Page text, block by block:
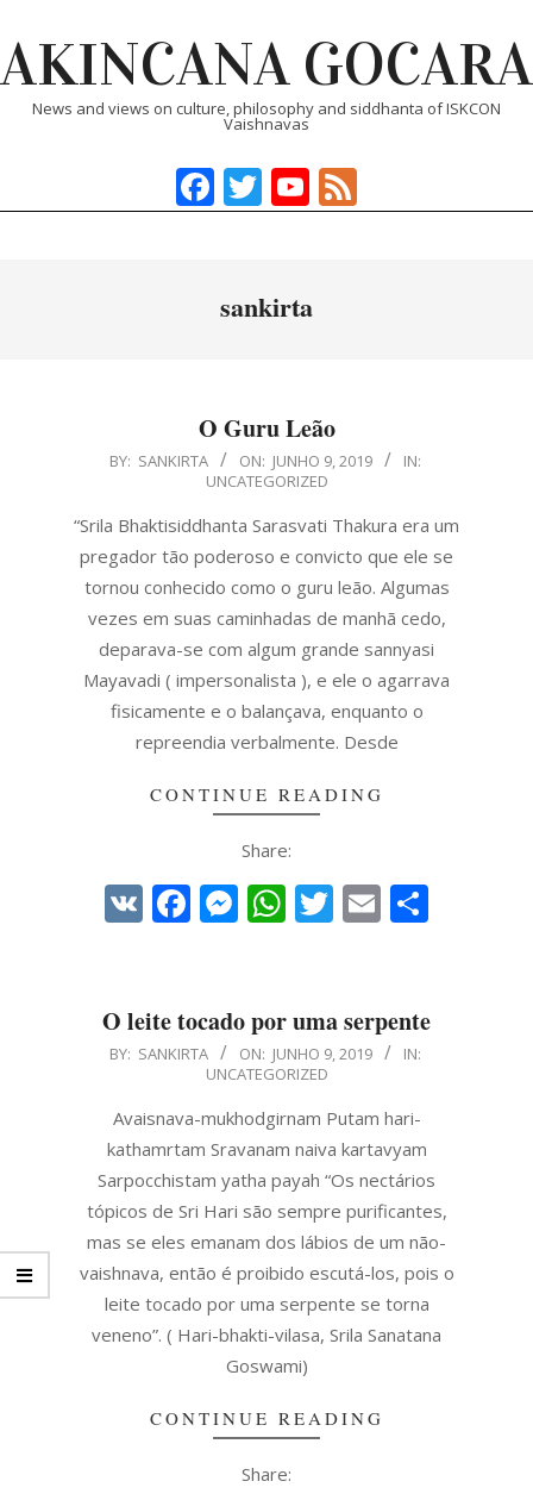
to
content
AKINCANA GOCARA
News and views on culture, philosophy and siddhanta of ISKCON
Vaishnavas
Navigation
Facebook
TwitterYouTube
sankirta
O Guru Leão
2019-
09
BY: SANKIRTA ON: JUNHO 9, 2019
IN:
UNCATEGORIZED
“Srila Bhaktisiddhanta Sarasvati Thakura era um
pregador tão poderoso e convicto que ele se
tornou conhecido como o guru leão. Algumas
vezes em suas caminhadas de manhã cedo,
deparava-se com algum grande sannyasi
Mayavadi ( impersonalista ), e ele o agarrava
fisicamente e o balançava, enquanto o
repreendia verbalmente. Desde
CONTINUE READING
Share:
VK Facebook
Messenger
WhatsApp
Twitter
Email
O leite tocado por uma serpente
2019-BY: SANKIRTA ON: JUNHO 9, 2019
IN:
UNCATEGORIZED
Avaisnava-mukhodgirnam Putam hari-
kathamrtam Sravanam naiva kartavyam
Sarpocchistam yatha payah “Os nectários
tópicos de Sri Hari são sempre purificantes,
mas se eles emanam dos lábios de um não-
vaishnava, então é proibido escutá-los, pois o
leite tocado por uma serpente se torna
veneno”. ( Hari-bhakti-vilasa, Srila Sanatana
Goswami)
CONTINUE READING
Share: